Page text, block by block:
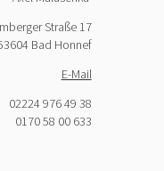
Straße 17
Bad Honnef
E-Mail
02224 976 49 38
0170 58 00 633